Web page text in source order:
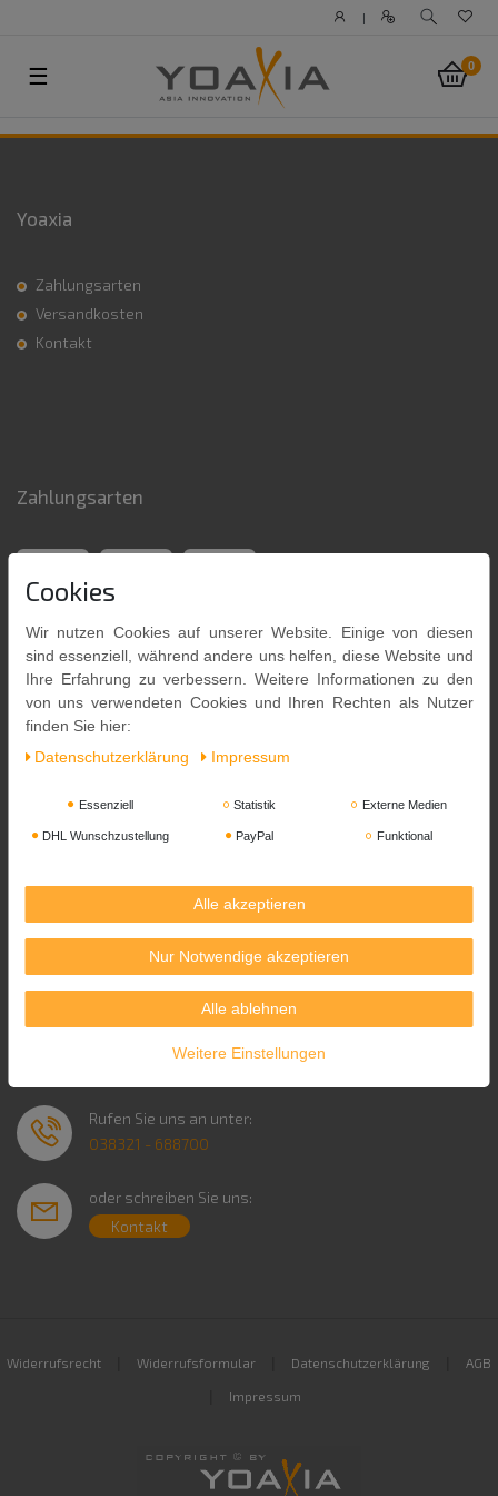
|
0
☰
Yoaxia
Zahlungsarten
Versandkosten
Kontakt
Zahlungsarten
Rufen Sie uns an unter:
038321 - 688700
oder schreiben Sie uns:
Kontakt
Widerrufsrecht Widerrufsformular Datenschutzerklärung AGB
Impressum
Cookies
Wir nutzen Cookies auf unserer Website. Einige von diesen
sind essenziell, während andere uns helfen, diese Website und
Ihre Erfahrung zu verbessern. Weitere Informationen zu den
von uns verwendeten Cookies und Ihren Rechten als Nutzer
finden Sie hier:
Daten­schutz­erklärung
Impressum
Essenziell Statistik Externe Medien
DHL Wunschzustellung PayPal Funktional
Alle akzeptieren
Nur Notwendige akzeptieren
Alle ablehnen
Weitere Einstellungen